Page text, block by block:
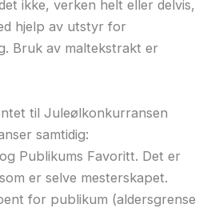
ikke, verken helt eller delvis,
hjelp av utstyr for
Bruk av maltekstrakt er
til Juleølkonkurransen
samtidig:
Publikums Favoritt. Det er
er selve mesterskapet.
for publikum (aldersgrense